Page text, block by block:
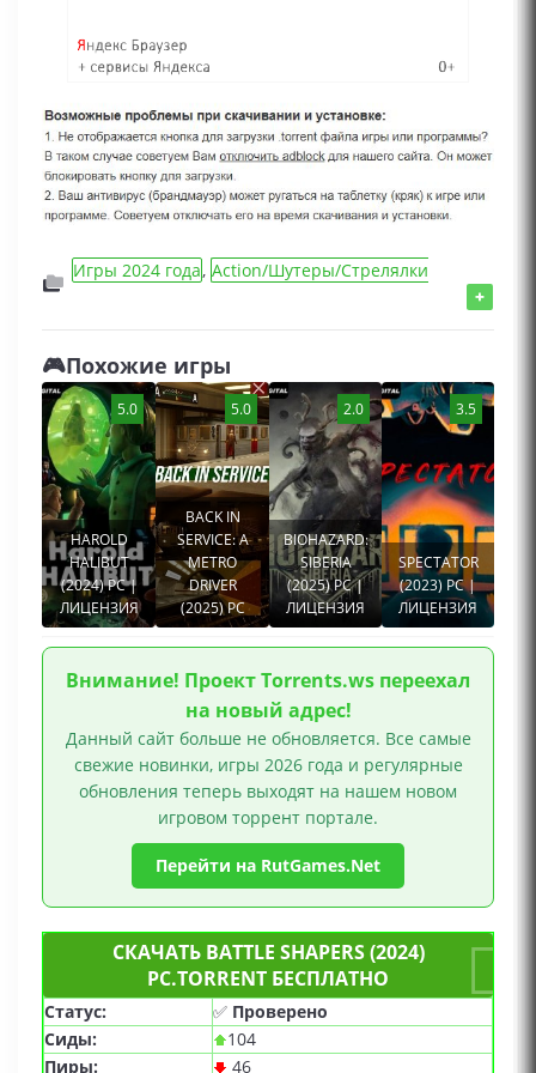
Игры 2024 года, Action/Шутеры/Стрелялки
+
🎮Похожие игры
5.0
HAROLD
HALIBUT
(2024) PC |
ЛИЦЕНЗИЯ
5.0
BACK IN
SERVICE: A
METRO
DRIVER
(2025) PC
2.0
BIOHAZARD:
SIBERIA
(2025) PC |
ЛИЦЕНЗИЯ
3.5
SPECTATOR
(2023) PC |
ЛИЦЕНЗИЯ
Внимание! Проект Torrents.ws переехал
на новый адрес!
Данный сайт больше не обновляется. Все самые
свежие новинки, игры 2026 года и регулярные
обновления теперь выходят на нашем новом
игровом торрент портале.
Перейти на RutGames.Net
СКАЧАТЬ BATTLE SHAPERS (2024)
PC.TORRENT БЕСПЛАТНО
Статус: ✅ Проверено
Сиды:
104
Пиры:
46